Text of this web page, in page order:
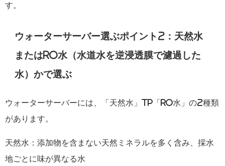
す。
ウォーターサーバー選ぶポイント2：天然水
またはRO水（水道水を逆浸透膜で濾過した
水）かで選ぶ
ウォーターサーバーには、「天然水」tp「RO水」の2種類
があります。
天然水：添加物を含まない天然ミネラルを多く含み、採水
地ごとに味が異なる水